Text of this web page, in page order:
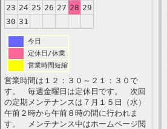
23 24 25 26 27 28 29
30 31
今日
定休日/休業
営業時間短縮
営業時間は１２：３０～２１：３０で
す。 毎週金曜日は定休日です。 次回
の定期メンテナンスは７月１５日（水）
午前２時から午前８時の間に行われま
す。 メンテナンス中はホームページ閲